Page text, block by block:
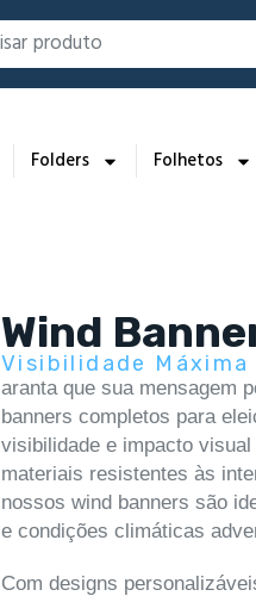
Folders Folhetos
Wind
Visibilidade Máxima
aranta que sua mensagem
banners completos para
visibilidade e impacto
materiais resistentes às
nossos wind banners são
e condições climáticas
Com designs